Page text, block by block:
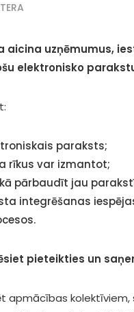
aicina uzņēmumus,
elektronisko
paraksts;
rīkus var izmantot;
pārbaudīt jau
integrēšanas
pieteikties un
apmācības kolektīviem,